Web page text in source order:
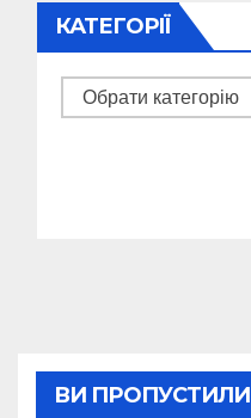
КАТЕГОРІЇ
Категорії
ВИ ПРОПУСТИЛИ